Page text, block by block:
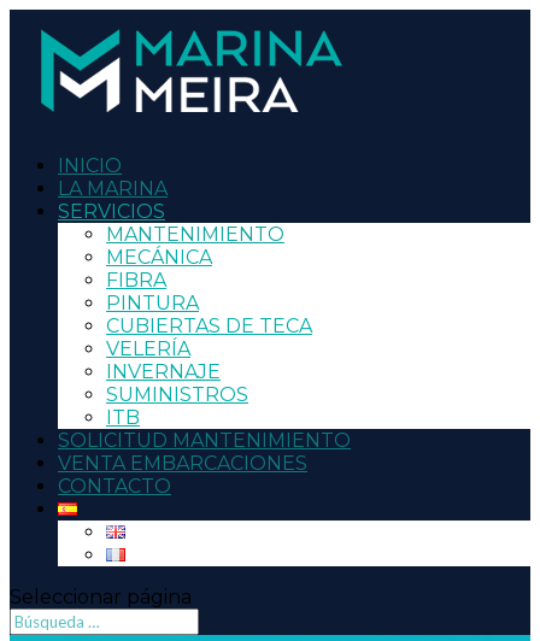
INICIO
LA MARINA
SERVICIOS
MANTENIMIENTO
MECÁNICA
FIBRA
PINTURA
CUBIERTAS DE TECA
VELERÍA
INVERNAJE
SUMINISTROS
ITB
SOLICITUD MANTENIMIENTO
VENTA EMBARCACIONES
CONTACTO
Seleccionar página